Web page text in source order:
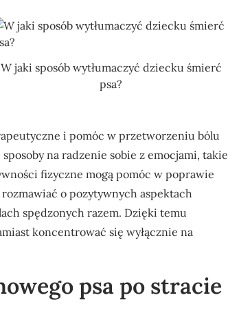
W jaki sposób wytłumaczyć dziecku śmierć
psa?
i pomóc w przetworzeniu bólu
na radzenie sobie z emocjami, takie
fizyczne mogą pomóc w poprawie
o pozytywnych aspektach
spędzonych razem. Dzięki temu
koncentrować się wyłącznie na
psa po stracie